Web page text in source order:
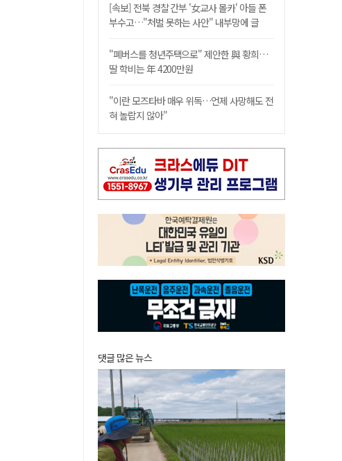
[속보] 전북 경찰 간부 '女교사 몰카' 아들 폰
부수고…"처벌 못하는 사안" 내부망에 글
"폐버스를 청년주택으로" 제안한 與 황희…
딸 학비는 年 4200만원
"이란 모즈타바 매우 위독…언제 사망해도 전
혀 놀랍지 않아"
댓글 많은 뉴스